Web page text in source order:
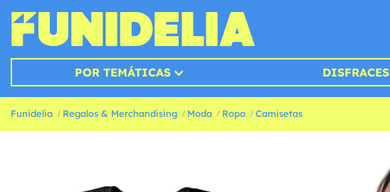
POR TEMÁTICAS DISFRACES
Funidelia Regalos & Merchandising Moda Ropa Camisetas